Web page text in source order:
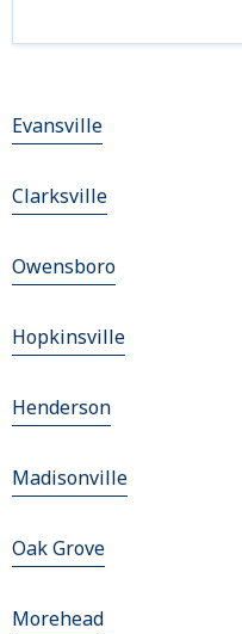
Evansville
Clarksville
Owensboro
Hopkinsville
Henderson
Madisonville
Oak Grove
Morehead